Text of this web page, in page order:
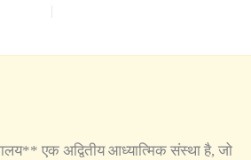
एक अद्वितीय आध्यात्मिक संस्था है, जो